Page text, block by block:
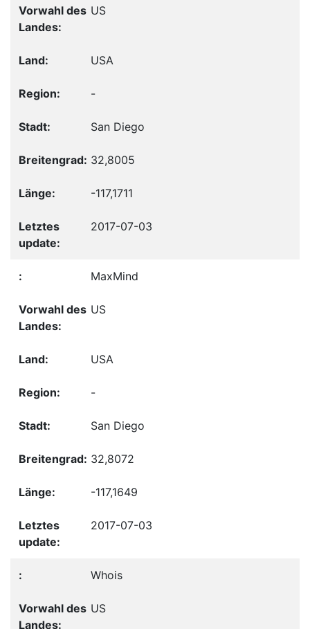
US
USA
-
San Diego
32,8005
-117,1711
2017-07-03
MaxMind
US
USA
-
San Diego
32,8072
-117,1649
2017-07-03
Whois
US